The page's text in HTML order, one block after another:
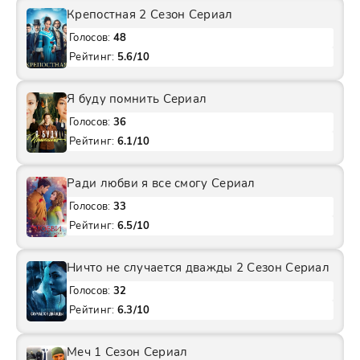
Крепостная 2 Сезон Сериал
Голосов: 48
Рейтинг: 5.6/10
Я буду помнить Сериал
Голосов: 36
Рейтинг: 6.1/10
Ради любви я все смогу Сериал
Голосов: 33
Рейтинг: 6.5/10
Ничто не случается дважды 2 Сезон Сериал
Голосов: 32
Рейтинг: 6.3/10
Меч 1 Сезон Сериал